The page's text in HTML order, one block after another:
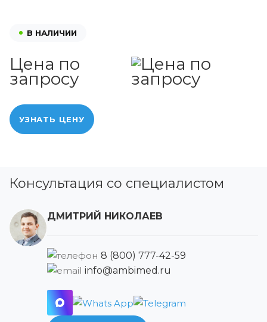
В НАЛИЧИИ
Цена по
запросу
УЗНАТЬ ЦЕНУ
Консультация со специалистом
ДМИТРИЙ НИКОЛАЕВ
8 (800) 777-42-59
info@ambimed.ru